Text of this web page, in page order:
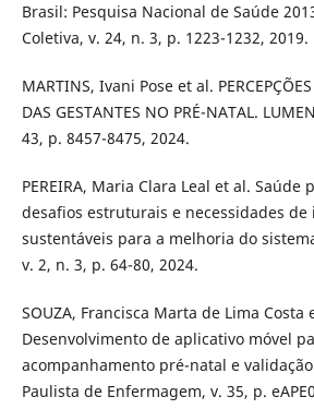
Brasil: Pesquisa Nacional de Saúde
Coletiva, v. 24, n. 3, p. 1223-1232, 2019.
MARTINS, Ivani Pose et al. PERCEPÇÕES
DAS GESTANTES NO PRÉ-NATAL.
43, p. 8457-8475, 2024.
PEREIRA, Maria Clara Leal et al. Saúde
desafios estruturais e necessidades de
sustentáveis para a melhoria do
v. 2, n. 3, p. 64-80, 2024.
SOUZA, Francisca Marta de Lima Costa
Desenvolvimento de aplicativo móvel
acompanhamento pré-natal e
Paulista de Enfermagem, v. 35, p.